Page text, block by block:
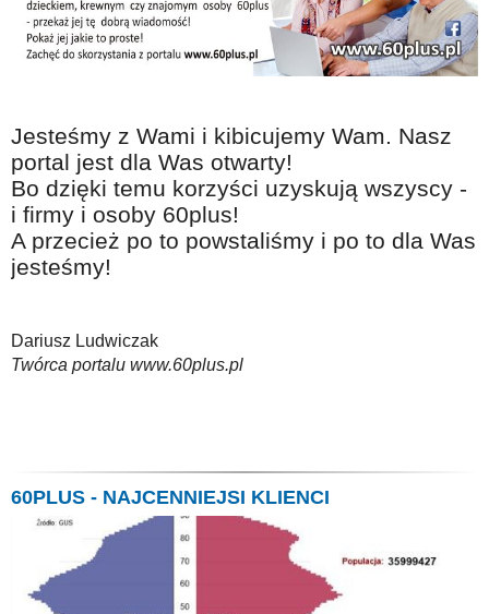
Jesteśmy z Wami i kibicujemy Wam. Nasz
portal jest dla Was otwarty!
Bo dzięki temu korzyści uzyskują wszyscy -
i firmy i osoby 60plus!
A przecież po to powstaliśmy i po to dla Was
jesteśmy!
Dariusz Ludwiczak
Twórca portalu www.60plus.pl
60PLUS - NAJCENNIEJSI KLIENCI